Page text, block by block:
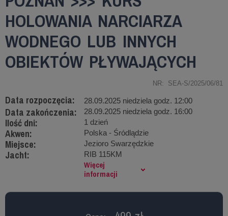
HOLOWANIA NARCIARZA
WODNEGO LUB INNYCH
OBIEKTÓW PŁYWAJĄCYCH
NR: SEA-S/2025/06/81
Data rozpoczęcia: 28.09.2025 niedziela godz. 12:00
Data zakończenia: 28.09.2025 niedziela godz. 16:00
Ilość dni: 1 dzień
Akwen: Polska - Śródlądzie
Miejsce: Jezioro Swarzędzkie
Jacht: RIB 115KM
Więcej
informacji